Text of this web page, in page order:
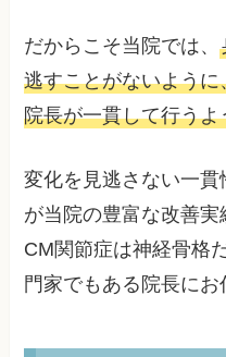
だからこそ当院では、
逃すことがないよう
院長が一貫して行う
変化を見逃さない一
が当院の豊富な改善
CM関節症は神経骨格
門家でもある院長にお